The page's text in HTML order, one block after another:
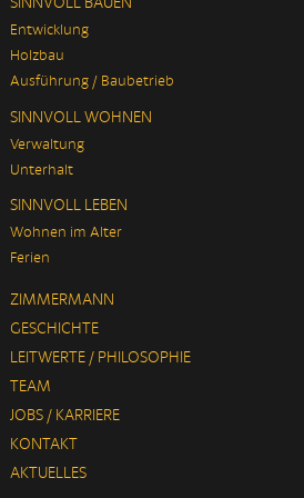
Entwicklung
Holzbau
Ausführung / Baubetrieb
SINNVOLL WOHNEN
Verwaltung
Unterhalt
SINNVOLL LEBEN
Wohnen im Alter
Ferien
ZIMMERMANN
GESCHICHTE
LEITWERTE / PHILOSOPHIE
TEAM
JOBS / KARRIERE
KONTAKT
AKTUELLES